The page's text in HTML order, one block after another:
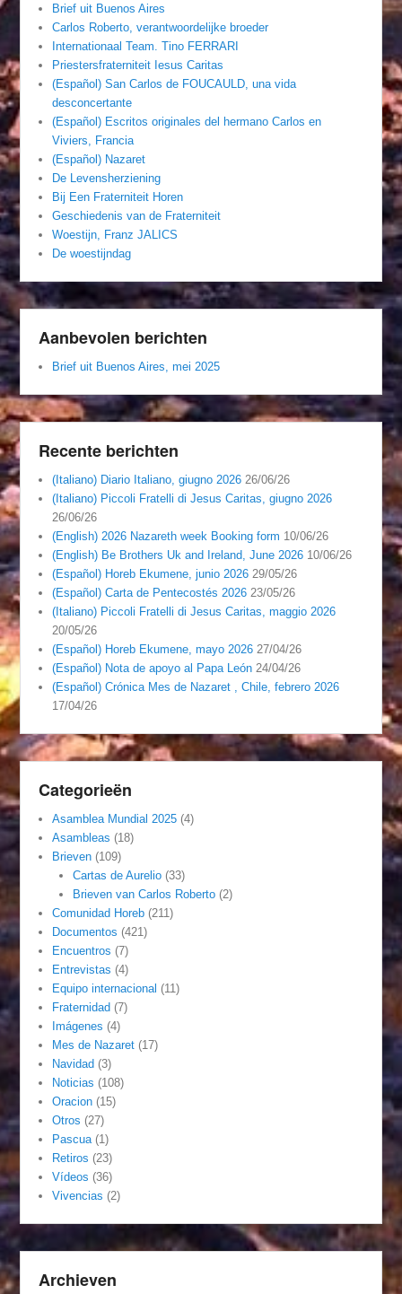
Brief uit Buenos Aires
Carlos Roberto, verantwoordelijke broeder
Internationaal Team. Tino FERRARI
Priestersfraterniteit Iesus Caritas
(Español) San Carlos de FOUCAULD, una vida
desconcertante
(Español) Escritos originales del hermano Carlos en
Viviers, Francia
(Español) Nazaret
De Levensherziening
Bij Een Fraterniteit Horen
Geschiedenis van de Fraterniteit
Woestijn, Franz JALICS
De woestijndag
Aanbevolen berichten
Brief uit Buenos Aires, mei 2025
Recente berichten
(Italiano) Diario Italiano, giugno 2026 26/06/26
(Italiano) Piccoli Fratelli di Jesus Caritas, giugno 2026
26/06/26
(English) 2026 Nazareth week Booking form 10/06/26
(English) Be Brothers Uk and Ireland, June 2026 10/06/26
(Español) Horeb Ekumene, junio 2026 29/05/26
(Español) Carta de Pentecostés 2026 23/05/26
(Italiano) Piccoli Fratelli di Jesus Caritas, maggio 2026
20/05/26
(Español) Horeb Ekumene, mayo 2026 27/04/26
(Español) Nota de apoyo al Papa León 24/04/26
(Español) Crónica Mes de Nazaret , Chile, febrero 2026
17/04/26
Categorieën
Asamblea Mundial 2025 (4)
Asambleas (18)
Brieven (109)
Cartas de Aurelio(33)
Brieven van Carlos Roberto(2)
Comunidad Horeb (211)
Documentos (421)
Encuentros (7)
Entrevistas (4)
Equipo internacional (11)
Fraternidad (7)
Imágenes (4)
Mes de Nazaret (17)
Navidad (3)
Noticias (108)
Oracion (15)
Otros (27)
Pascua (1)
Retiros (23)
Vídeos (36)
Vivencias (2)
Archieven